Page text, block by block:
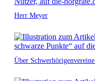
Herr Meyer
Über